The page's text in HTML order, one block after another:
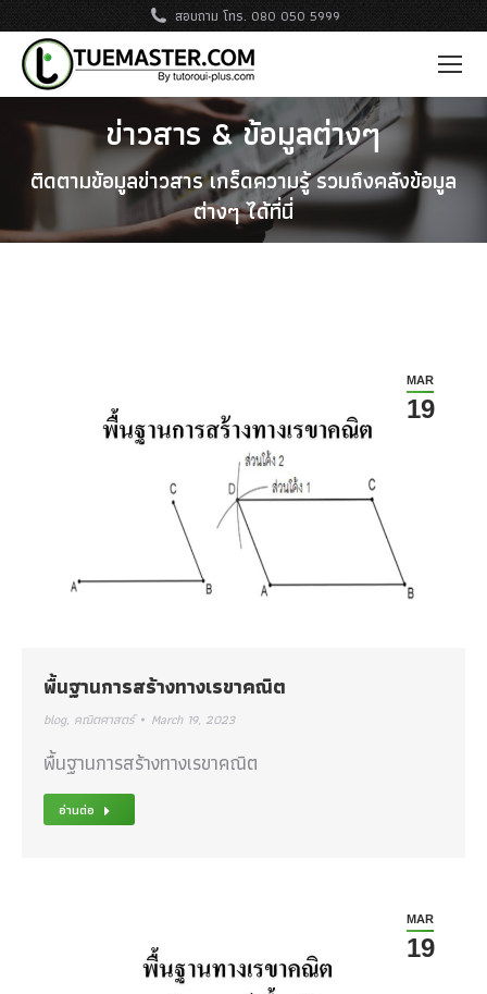
สอบถาม โทร. 080 050 5999
ข่าวสาร & ข้อมูลต่างๆ
ติดตามข้อมูลข่าวสาร เกร็ดความรู้ รวมถึงคลังข้อมูล
ต่างๆ ได้ที่นี่
MAR
19
พื้นฐานการสร้างทางเรขาคณิต
blog, คณิตศาสตร์ March 19, 2023
พื้นฐานการสร้างทางเรขาคณิต
อ่านต่อ
MAR
19